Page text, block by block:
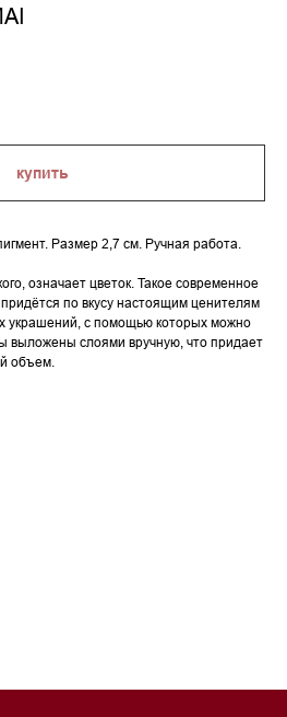
купить
Размер 2,7 см. Ручная работа.
означает цветок. Такое современное
по вкусу настоящим ценителям
украшений, с помощью которых можно
выложены слоями вручную, что придает
объем.